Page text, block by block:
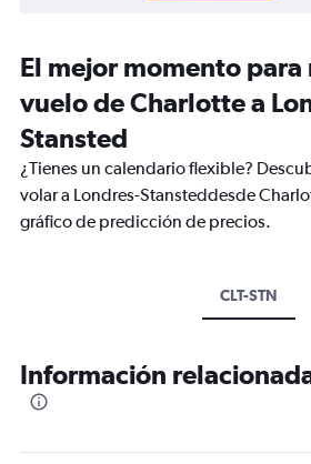
El mejor momento para
vuelo de Charlotte a
Stansted
¿Tienes un calendario flexible?
volar a Londres-Stansteddesde
gráfico de predicción de precios.
CLT-STN
Información